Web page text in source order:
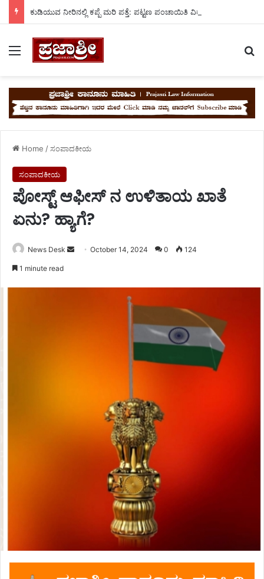
Menu
Home /ಸಂಪಾದಕೀಯ
ಸಂಪಾದಕೀಯ
ಪೋಸ್ಟ್ ಆಫೀಸ್ ನ ಉಳಿತಾಯ ಖಾತೆ
ಏನು? ಹ್ಯಾಗೆ?
News Desk
SendOctober 14, 2024 0 124
1 minute read